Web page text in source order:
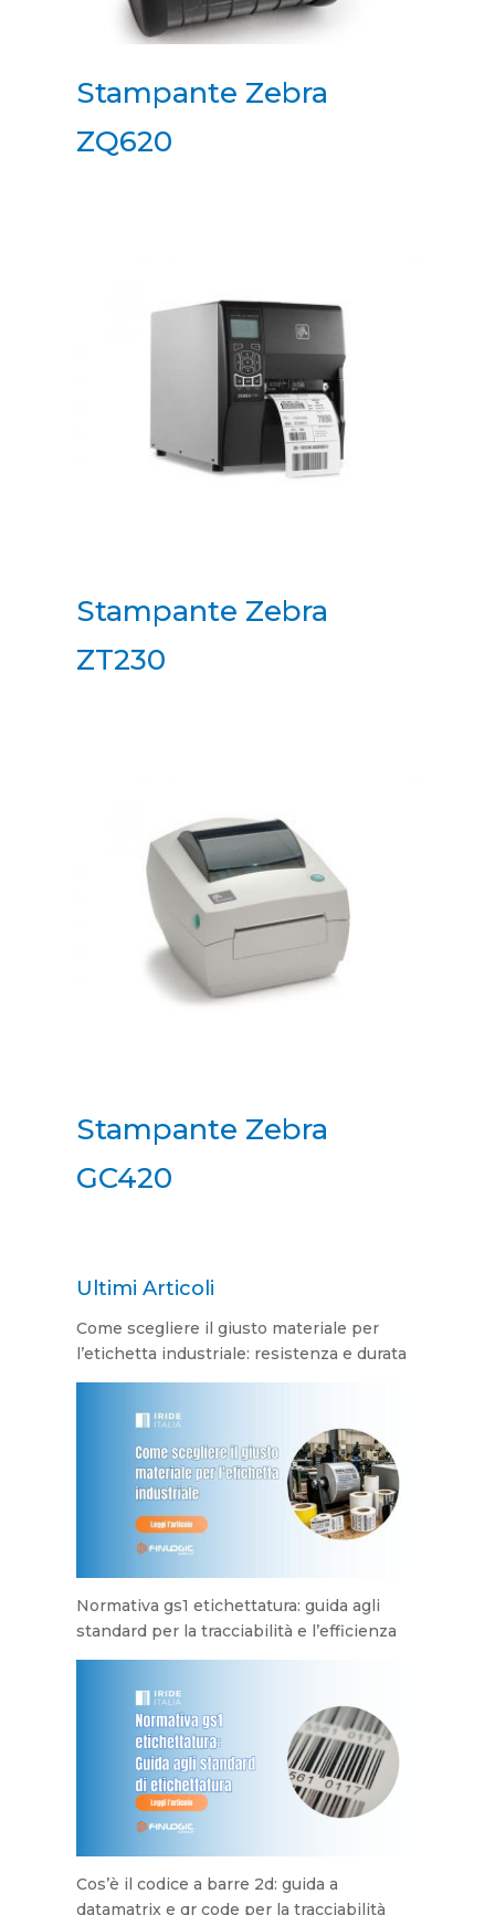
Stampante Zebra
ZQ620
Stampante Zebra
ZT230
Stampante Zebra
GC420
Ultimi Articoli
Come scegliere il giusto materiale per
l’etichetta industriale: resistenza e durata
Normativa gs1 etichettatura: guida agli
standard per la tracciabilità e l’efficienza
Cos’è il codice a barre 2d: guida a
datamatrix e qr code per la tracciabilità